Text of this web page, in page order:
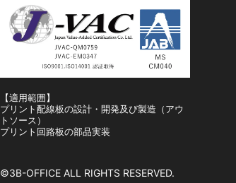
【適用範囲】
プリント配線板の設計・開発及び製造（アウ
トソース）
プリント回路板の部品実装
©3B-OFFICE ALL RIGHTS RESERVED.